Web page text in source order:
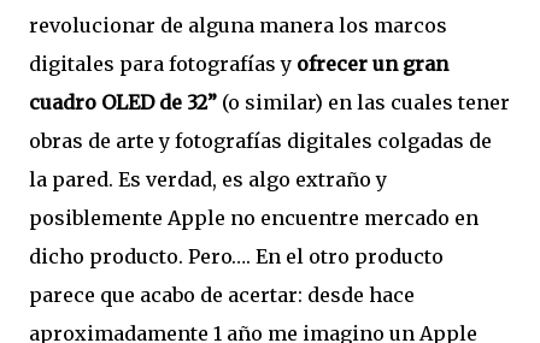
revolucionar de alguna manera los marcos
digitales para fotografías y ofrecer un gran
cuadro OLED de 32” (o similar) en las cuales tener
obras de arte y fotografías digitales colgadas de
la pared. Es verdad, es algo extraño y
posiblemente Apple no encuentre mercado en
dicho producto. Pero…. En el otro producto
parece que acabo de acertar: desde hace
aproximadamente 1 año me imagino un Apple